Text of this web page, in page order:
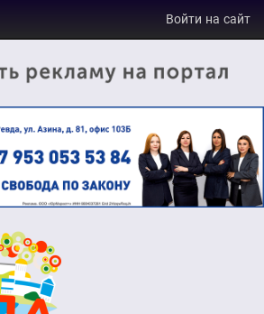
Войти на сайт